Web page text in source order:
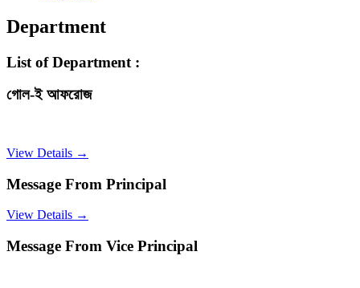
Department
List of Department :
গোল-ই আফরোজ
View Details →
Message From Principal
View Details →
Message From Vice Principal